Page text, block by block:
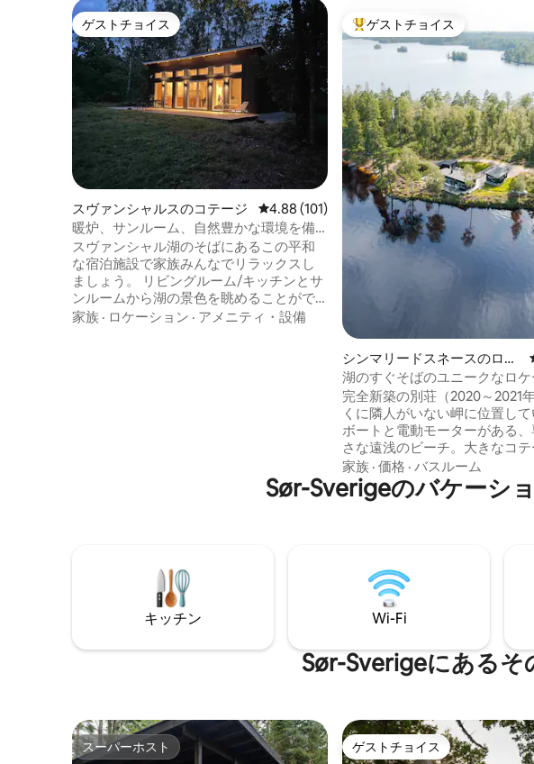
ゲストチョイス
ゲストチョイス
スヴァンシャルスのコテージ レビュー101件、5つ星中4.88つ星の平均評価
4.88 (101)
暖炉、サンルーム、自然豊かな環境を備
えた湖畔のコテージ
スヴァンシャル湖のそばにあるこの平和
な宿泊施設で家族みんなでリラックスし
ましょう。 リビングルーム/キッチンとサ
ンルームから湖の景色を眺めることがで
きます。ストーブ。キャビンは新築で、
トラン、その他のアクティビティがあり
家族 · ロケーション · アメニティ・設備
大好評のゲストチョイスです。
ゲストチョイス
シンマリードスネースのログ
ハウス
湖のすぐそばのユニークなロ
で、素敵な水泳や釣りを楽しめ
完全新築の別荘（2020～2021
くに隣人がいない岬に位置して
ボートと電動モーターがある
さな遠浅のビーチ。大きなコ
暖炉。 温水の屋外シャワー！ スズキ、パ
ーチ、パイクなどの釣りに適し
す。Wi-Fiも良好です。サウナ
チャパラル、ストーレ・モッセ
園、Ge-Kås Tiraholms Fisk ここでは贅沢
に暮らせますが、同時に「自然
という感覚も味わえます。
家族 · 価格 · バスルーム
Sør-Sverigeのバケーシ
キッチン Wi-Fi
Sør-Sverigeにある
スーパーホスト
スーパーホスト ゲストチョイス
ゲストチョイス